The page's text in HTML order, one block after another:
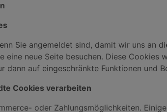
Sie angemeldet sind, damit wir uns an
eine neue Seite besuchen. Diese
dann auf eingeschränkte Funktionen und
Cookies verarbeiten
oder Zahlungsmöglichkeiten.